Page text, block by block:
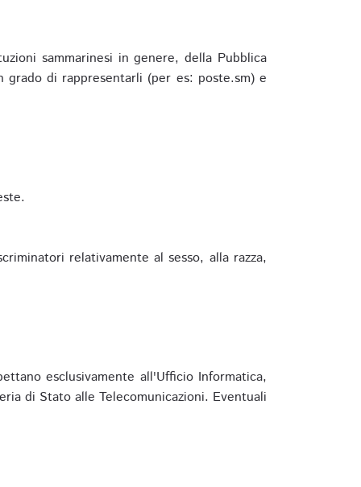
sammarinesi in genere, della Pubblica
di rappresentarli (per es: poste.sm) e
relativamente al sesso, alla razza,
esclusivamente all'Ufficio Informatica,
di Stato alle Telecomunicazioni. Eventuali